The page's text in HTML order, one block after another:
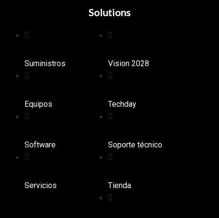
Solutions
Suministros
Equipos
Software
Servicios
Vision 2028
Techday
Soporte técnico
Tienda